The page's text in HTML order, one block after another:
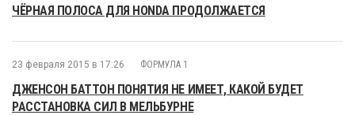
ЧЁРНАЯ ПОЛОСА ДЛЯ HONDA ПРОДОЛЖАЕТСЯ
23 февраля 2015 в 17:26 ФОРМУЛА 1
ДЖЕНСОН БАТТОН ПОНЯТИЯ НЕ ИМЕЕТ, КАКОЙ БУДЕТ
РАССТАНОВКА СИЛ В МЕЛЬБУРНЕ